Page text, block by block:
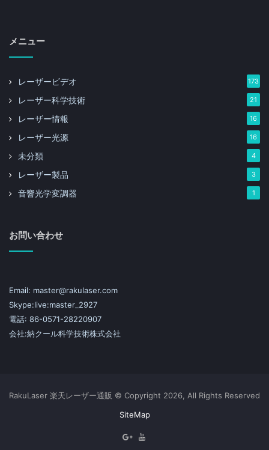
メニュー
レーザービデオ 173
レーザー科学技術 21
レーザー情報 16
レーザー光源 16
未分類 4
レーザー製品 3
音響光学変調器 1
お問い合わせ
Email: master@rakulaser.com
Skype:live:master_2927
電話: 86-0571-28220907
会社:納クール科学技術株式会社
RakuLaser 楽天レーザー通販 © Copyright 2026, All Rights Reserved
SiteMap